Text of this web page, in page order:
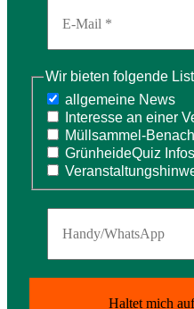
Wir bieten folgende
allgemeine News
Interesse an einer
Müllsammel-
GrünheideQuiz Infos